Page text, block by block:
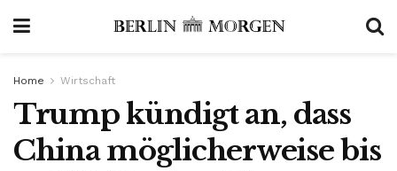
Home Wirtschaft
Trump kündigt an, dass
China möglicherweise bis